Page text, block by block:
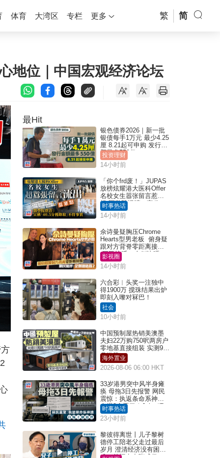
体育 大湾区 专栏 更多 繁 简
地位｜中国宏观经济论坛
最Hit
银色债券2026｜新一批
银债每手1万元 最少4.25
厘 8.21起可申购 发行金
额最多550亿
投资理财
14小时前
「你个frd废！」JUPAS
放榜炫耀港大医科Offer
名校女生嚣张留言惹众
怒 医学院澄清：宣称
「40.5分获录取」不符事
实｜Juicy叮
时事热话
14小时前
佘诗曼疑胸压Chrome
Hearts型男老板 俯身疑
跟对方背脊零距离接触
网民惊呼：企侧边唔
得？
影视圈
14小时前
六合彩︱头奖一注独中
得1900万 搅珠结果出炉
即刻入嚟对冧巴！
社会
10小时前
中国预制屋热销美澳墨
夫妇22万购750呎两房户
零地基直接组装 实测9个
月激赞
海外置业
2026-08-06 06:00 HKT
33岁港男突中风半身瘫
痪 母拖3日先报警 网民
震惊：执返条命系神迹
自爆2个恶习｜Juicy叮
时事热话
23小时前
黎彼得离世丨儿子黎树
德停工陪老父走过最后
岁月 澄清经济没有困